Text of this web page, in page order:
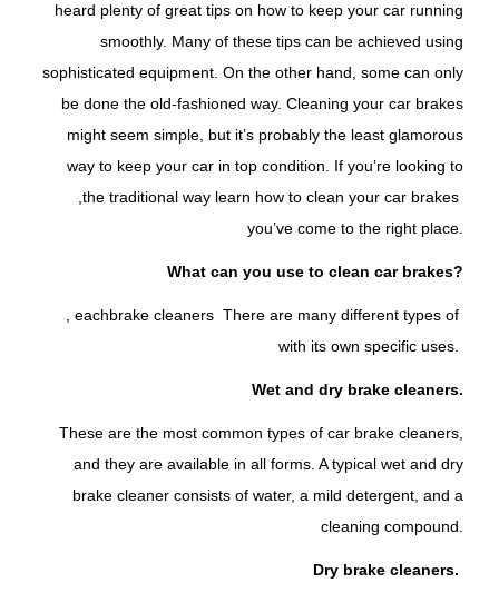
heard plenty of great tips on how to keep your car running
smoothly. Many of these tips can be achieved using
sophisticated equipment. On the other hand, some can only
be done the old-fashioned way. Cleaning your car brakes
might seem simple, but it’s probably the least glamorous
way to keep your car in top condition. If you’re looking to
learn how to clean your car brakes
the traditional way
you’ve come to the right place.
What can you use to clean car brakes?
There are many different types of
brake cleaners
, each
with its own specific uses.
Wet and dry brake cleaners.
These are the most common types of car brake cleaners,
and they are available in all forms. A typical wet and dry
brake cleaner consists of water, a mild detergent, and a
cleaning compound.
Dry brake cleaners.